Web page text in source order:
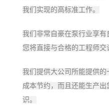
我们实现的高标准工作。
我们非常自豪在泵行业享有
您将直接与合格的工程师交
我们提供大公司所能提供
成本节约，而且还能生产
识。